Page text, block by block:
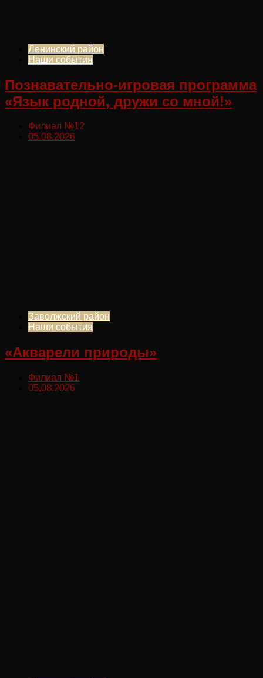
Ленинский район
Наши события
Познавательно-игровая программа
«Язык родной, дружи со мной!»
Филиал №12
05.08.2026
Заволжский район
Наши события
«Акварели природы»
Филиал №1
05.08.2026